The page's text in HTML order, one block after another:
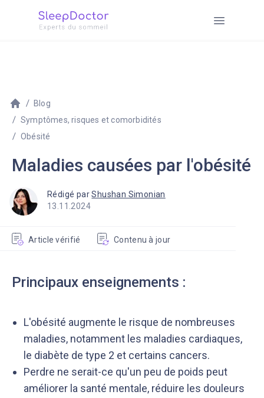
Blog
Symptômes, risques et comorbidités
Obésité
Maladies causées par l'obésité
Rédigé parShushan Simonian
Article vérifié Contenu à jour
13.11.2024
Principaux enseignements :
L'obésité augmente le risque de nombreuses
maladies, notamment les maladies cardiaques,
le diabète de type 2 et certains cancers.
Perdre ne serait-ce qu'un peu de poids peut
améliorer la santé mentale, réduire les douleurs